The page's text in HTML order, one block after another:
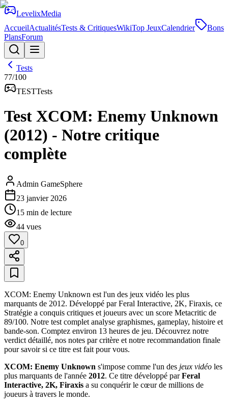
LevelixMedia
AccueilActualitésTests & CritiquesWikiTop JeuxCalendrier
Bons
PlansForum
Tests
77/100
TESTTests
Test XCOM: Enemy Unknown
(2012) - Notre critique
complète
Admin GameSphere
23 janvier 2026
15 min de lecture
44 vues
0
XCOM: Enemy Unknown est l'un des jeux vidéo les plus
marquants de 2012. Développé par Feral Interactive, 2K, Firaxis, ce
Stratégie a conquis critiques et joueurs avec un score Metacritic de
89/100. Notre test complet analyse graphismes, gameplay, histoire et
bande-son. Comptez environ 13 heures de jeu. Découvrez notre
verdict détaillé, nos notes par critère et notre recommandation finale
pour savoir si ce titre est fait pour vous.
XCOM: Enemy Unknown s'impose comme l'un des jeux vidéo les
plus marquants de l'année 2012. Ce titre développé parFeral
Interactive, 2K, Firaxis a su conquérir le cœur de millions de
joueurs à travers le monde.